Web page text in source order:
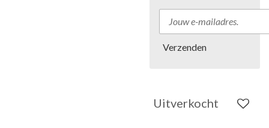
Verzenden
Uitverkocht